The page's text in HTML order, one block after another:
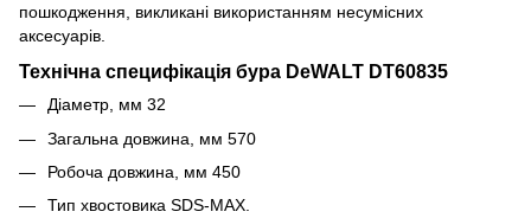
пошкодження, викликані використанням несумісних
аксесуарів.
Технічна специфікація бура DeWALT DT60835
Діаметр, мм 32
Загальна довжина, мм 570
Робоча довжина, мм 450
Тип хвостовика SDS-MAX.